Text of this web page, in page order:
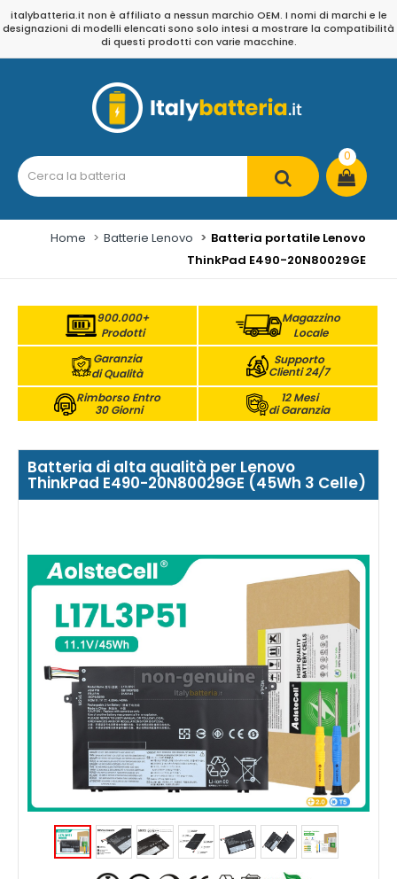
italybatteria.it non è affiliato a nessun marchio OEM. I nomi di marchi e le
designazioni di modelli elencati sono solo intesi a mostrare la compatibilità
di questi prodotti con varie macchine.
0
Home Batterie Lenovo
Batteria portatile Lenovo
ThinkPad E490-20N80029GE
900.000+
Prodotti
Magazzino
Locale
Garanzia
di Qualità
Supporto
Clienti 24/7
Rimborso Entro
30 Giorni
12 Mesi
di Garanzia
Batteria di alta qualità per Lenovo
ThinkPad E490-20N80029GE (45Wh 3 Celle)